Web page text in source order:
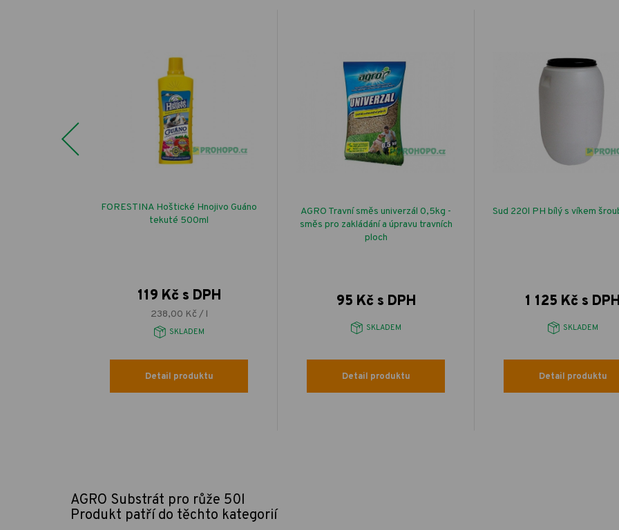
Previous
FORESTINA Hoštické Hnojivo Guáno
tekuté 500ml
119 Kč s DPH
238,00 Kč / l
SKLADEM
Detail produktu
AGRO Travní směs univerzál 0,5kg -
směs pro zakládání a úpravu travních
ploch
95 Kč s DPH
SKLADEM
Detail produktu
Sud 220l PH bílý s víkem
1 125 Kč s DPH
SKLADEM
Detail produktu
AGRO Substrát pro růže 50l
Produkt patří do těchto kategorií